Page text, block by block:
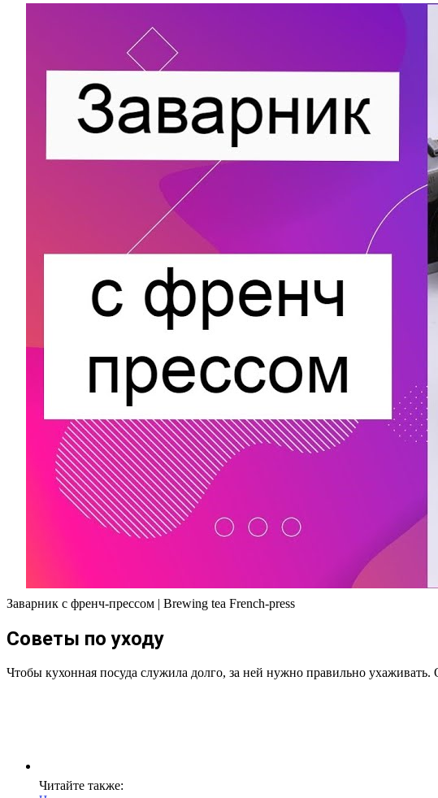
Заварник с френч-прессом | Brewing tea French-press
Советы по уходу
Чтобы кухонная посуда служила долго, за ней нужно правильно
Читайте также: